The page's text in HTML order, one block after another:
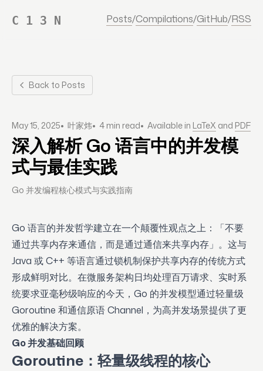
C 1 3 N Posts/Compilations/GitHub/RSS
Back to Posts
May 15, 2025• 叶家炜• 4 min read• Available in LaTeX and PDF
深入解析 Go 语言中的并发模
式与最佳实践
Go 并发编程核心模式与实践指南
Go 语言的并发哲学建立在一个颠覆性观点之上：「不要
通过共享内存来通信，而是通过通信来共享内存」。这与
Java 或 C++ 等语言通过锁机制保护共享内存的传统方式
形成鲜明对比。在微服务架构日均处理百万请求、实时系
统要求亚毫秒级响应的今天，Go 的并发模型通过轻量级
Goroutine 和通信原语 Channel，为高并发场景提供了更
优雅的解决方案。
Go 并发基础回顾
Goroutine：轻量级线程的核心